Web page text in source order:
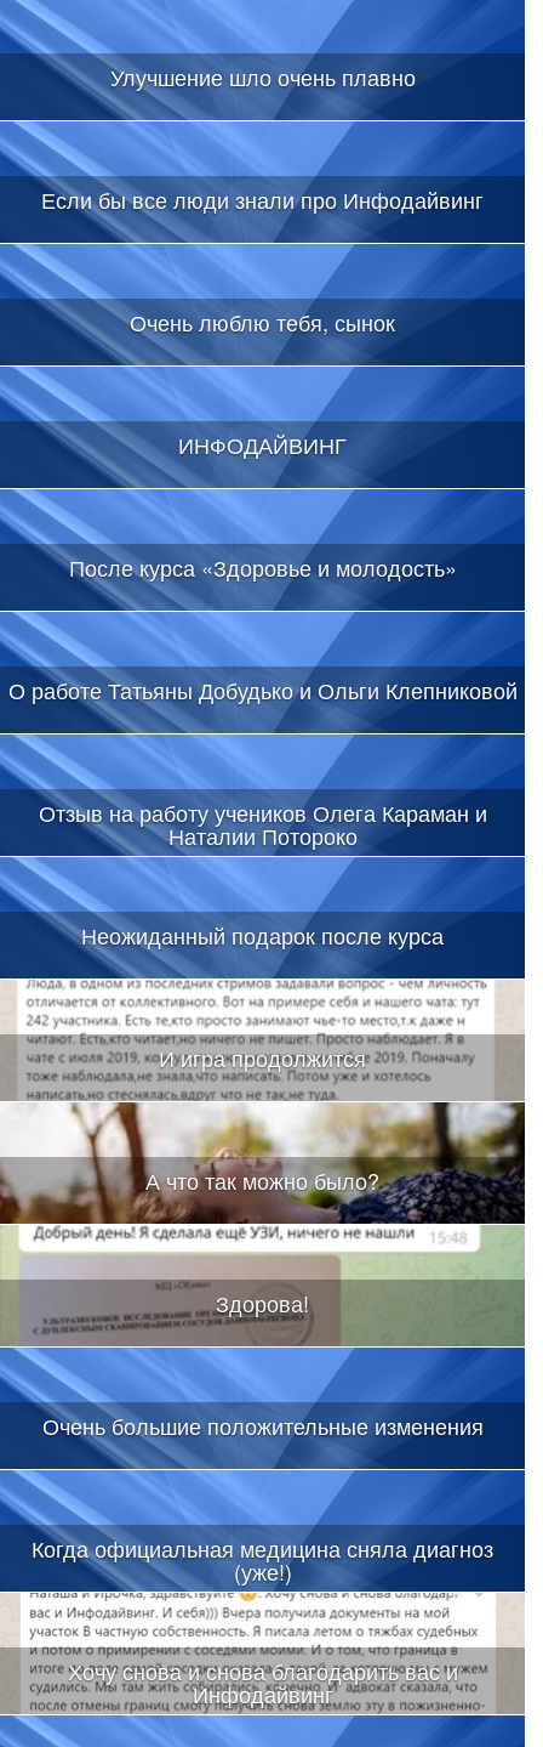
Улучшение шло очень плавно
Если бы все люди знали про Инфодайвинг
Очень люблю тебя, сынок
ИНФОДАЙВИНГ
После курса «Здоровье и молодость»
О работе Татьяны Добудько и Ольги Клепниковой
Отзыв на работу учеников Олега Караман и
Наталии Потороко
Неожиданный подарок после курса
И игра продолжится
А что так можно было?
Здорова!
Очень большие положительные изменения
Когда официальная медицина сняла диагноз
(уже!)
Хочу снова и снова благодарить вас и
Инфодайвинг